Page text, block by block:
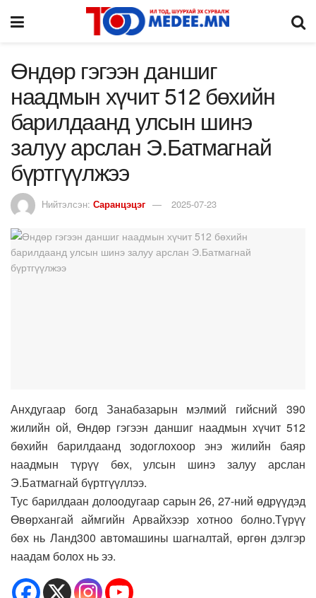
Өндөр гэгээн даншиг
наадмын хүчит 512 бөхийн
барилдаанд улсын шинэ
залуу арслан Э.Батмагнай
бүртгүүлжээ
Нийтэлсэн: Саранцэцэг 2025-07-23
Анхдугаар богд Занабазарын мэлмий гийсний 390
жилийн ой, Өндөр гэгээн даншиг наадмын хүчит 512
бөхийн барилдаанд зодоглохоор энэ жилийн баяр
наадмын түрүү бөх, улсын шинэ залуу арслан
Э.Батмагнай бүртгүүллээ.
Тус барилдаан долоодугаар сарын 26, 27-ний өдрүүдэд
Өвөрхангай аймгийн Арвайхээр хотноо болно.Түрүү
бөх нь Ланд300 автомашины шагналтай, өргөн дэлгэр
наадам болох нь ээ.